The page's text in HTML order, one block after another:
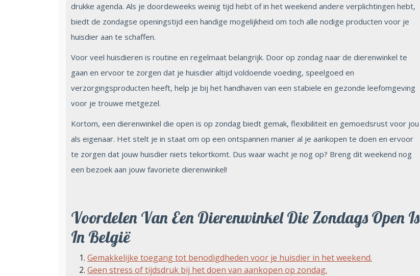
drukke agenda. Als je doordeweeks weinig tijd hebt of in het weekend andere verplichtingen hebt,
biedt de zondagse openingstijd een handige mogelijkheid om toch alle nodige producten voor je
huisdier aan te schaffen.
Voor veel huisdieren is routine en regelmaat belangrijk. Door op zondag naar de dierenwinkel te
gaan en ervoor te zorgen dat je huisdier altijd voldoende voeding, speelgoed en
verzorgingsproducten heeft, help je bij het handhaven van een stabiele en gezonde leefomgeving
voor je trouwe metgezel.
Kortom, een dierenwinkel die open is op zondag biedt gemak, flexibiliteit en gemoedsrust voor jou
als eigenaar. Het stelt je in staat om op een ontspannen manier al je aankopen te doen en ervoor
te zorgen dat jouw huisdier niets tekortkomt. Dus waar wacht je nog op? Breng dit weekend nog
een bezoek aan jouw favoriete dierenwinkel!
Voordelen Van Een Dierenwinkel Die Zondags Open Is
In België
Gemakkelijke toegang tot benodigdheden voor je huisdier in het weekend.
Geen stress of tijdsdruk bij het doen van aankopen op zondag.